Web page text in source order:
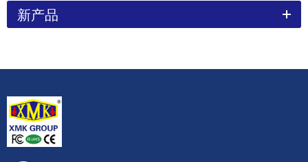
新产品